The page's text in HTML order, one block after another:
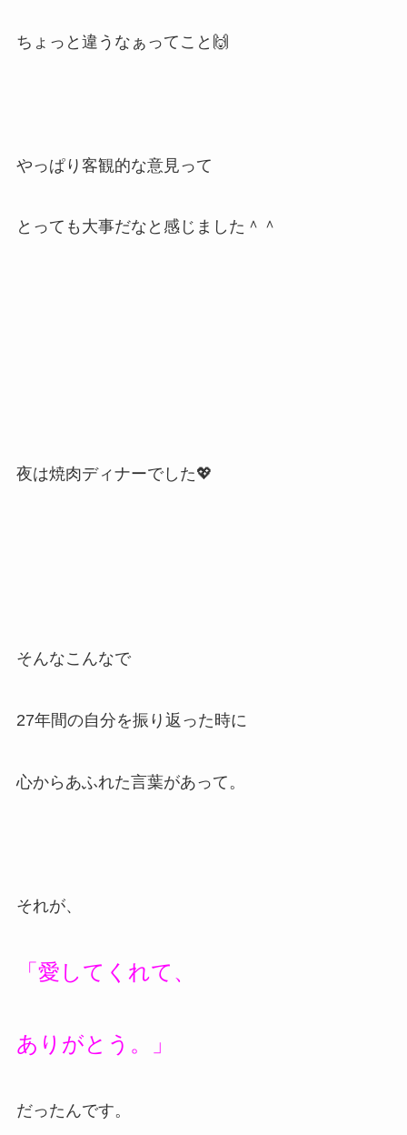
ちょっと違うなぁってこと🙌
やっぱり客観的な意見って
とっても大事だなと感じました＾＾
夜は焼肉ディナーでした💖
そんなこんなで
27年間の自分を振り返った時に
心からあふれた言葉があって。
それが、
「愛してくれて、
ありがとう。」
だったんです。